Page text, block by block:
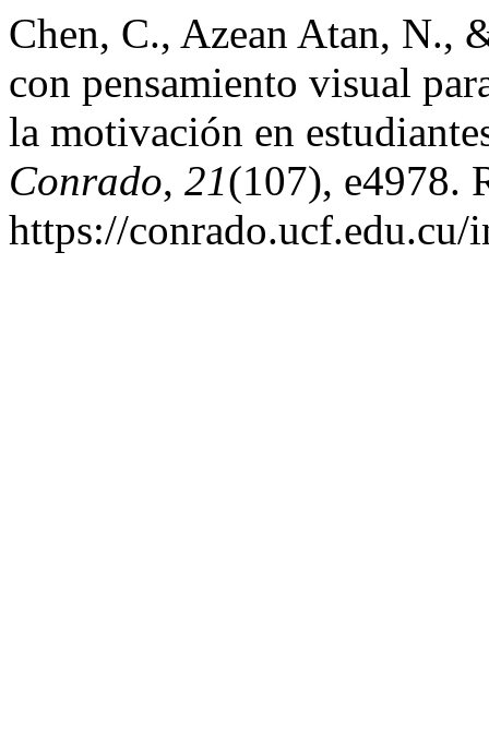
Chen, C., Azean Atan, N.,
con pensamiento visual
la motivación en
Conrado, 21(107), e4978.
https://